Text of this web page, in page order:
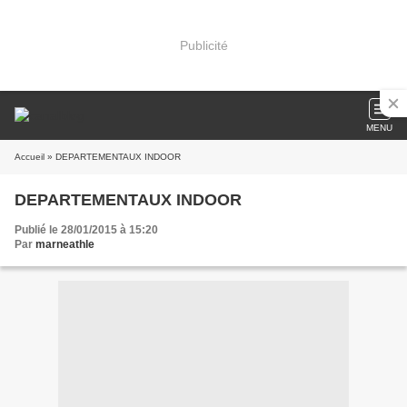
Publicité
MENU
Accueil » DEPARTEMENTAUX INDOOR
DEPARTEMENTAUX INDOOR
Publié le 28/01/2015 à 15:20
Par marneathle